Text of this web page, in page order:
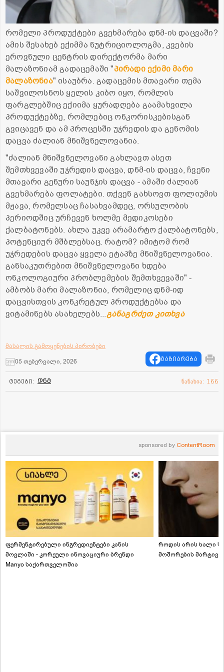
რომელი პროდუქტები გვეხმარება დნმ-ის დაცვაში?
ამის შესახებ ექიმმა ნუტრიციოლოგმა, კვების
ეროვნული ცენტრის დირექტორმა მარი
მალაზონიამ გადაცემაში "პირადი ექიმი მარი
მალაზონია" ისაუბრა. გადაცემის მთავარი თემა
საშვილოსნოს ყელის კიბო იყო, რომლის
ფარგლებშიც ექიიმა ყურადღება გაამახვილა
პროდუქტებზე, რომლებიც ონკორისკებისგან
გვიცავენ და ამ პროცესში უჯრედის და გენომის
დაცვა ძალიან მნიშვნელოვანია.
"ძალიან მნიშვნელოვანი გახლავთ ასეთ
შემთხვევაში უჯრედის დაცვა, დნმ-ის დაცვა, ჩვენი
მთავარი გენური საუნჯის დაცვა - ამაში ძალიან
გვეხმარება ფოლატები. თქვენ გახსოვთ ფოლიუმის
მჟავა, რომელსაც ჩასახვამდეც, ორსულობის
პერიოდშიც ურჩევენ ხოლმე მედიკოსები
ქალბატონებს. ახლა უკვე არამარტო ქალბატონებს,
პოტენციურ მშბლებსაც. რატომ? იმიტომ რომ
უჯრედების დაცვა ყველა ეტაპზე მნიშვნელოვანია.
განსაკუთრებით მნიშვნელოვანი ხდება
ონკოლოგიური პრობლემების შემთხვევაში" -
ამბობს მარი მალაზონია, რომელიც დნმ-იდ
დაცვისთვის კონკრეტულ პროდუქტებსა და
ვიტამინებს ასახელებს...განაგრძეთ კითხვა
მასალის გამოყენების პირობები
05 თებერვალი, 2026
გაზიარება
ტეგები: დნმ ნანახია: 166
sponsored by ContentRoom
ფერმენტირებული ინგრედიენტები კანის
მოვლაში - კორეული ინოვაციური ბრენდი
Manyo საქართველოშია
როდის არის ხალი
მოშორების